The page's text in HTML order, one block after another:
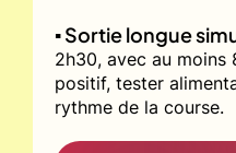
▪️ Sortie longue
2h30, avec au moins
positif, tester
rythme de la course.